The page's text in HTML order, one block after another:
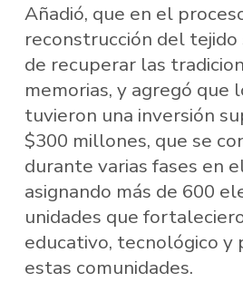
Añadió, que en el
reconstrucción del tejido
de recuperar las
memorias, y agregó que
tuvieron una inversión
$300 millones, que se
durante varias fases en
asignando más de 600
unidades que
educativo, tecnológico y
estas comunidades.